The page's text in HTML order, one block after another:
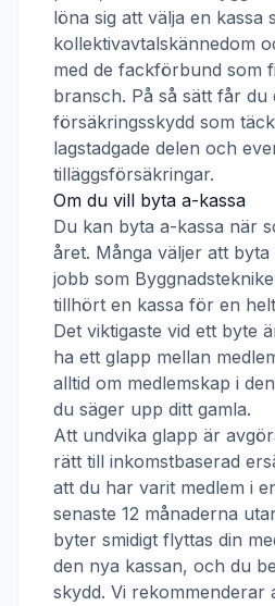
löna sig att välja en kassa
kollektivavtalskännedom
med de fackförbund som
bransch. På så sätt får du
försäkringsskydd som
lagstadgade delen och
tilläggsförsäkringar.
Om du vill byta a-kassa
Du kan byta a-kassa när
året. Många väljer att
jobb som
tillhört en kassa för en
Det viktigaste vid ett byte
ha ett glapp mellan
alltid om medlemskap i
du säger upp ditt gamla.
Att undvika glapp är
rätt till inkomstbaserad
att du har varit medlem i
senaste 12 månaderna
byter smidigt flyttas din
den nya kassan, och du
skydd. Vi rekommenderar